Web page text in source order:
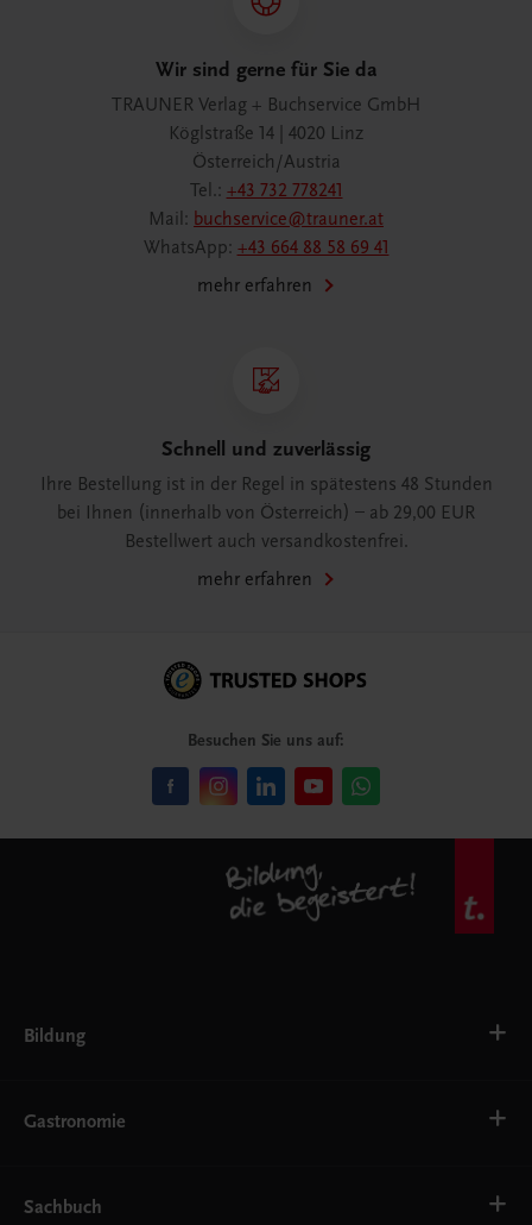
Wir sind gerne für Sie da
TRAUNER Verlag + Buchservice GmbH
Köglstraße 14 | 4020 Linz
Österreich/Austria
Tel.: +43 732 778241
Mail: buchservice@trauner.at
WhatsApp: +43 664 88 58 69 41
mehr erfahren
Schnell und zuverlässig
Ihre Bestellung ist in der Regel in spätestens 48 Stunden
bei Ihnen (innerhalb von Österreich) – ab 29,00 EUR
Bestellwert auch versandkostenfrei.
mehr erfahren
Besuchen Sie uns auf:
Bildung
AHS
EWF/ZWF
FW
Gastronomie
Getränke
Sachbuch